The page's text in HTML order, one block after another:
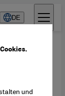
DE
·10.04.2012
und